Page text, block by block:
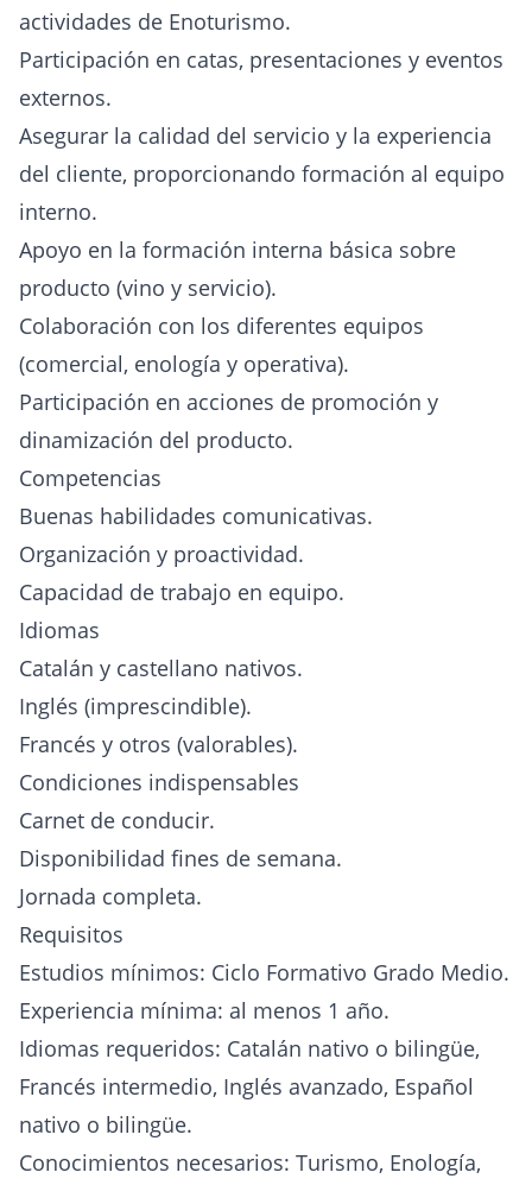
actividades de Enoturismo.
Participación en catas, presentaciones y eventos
externos.
Asegurar la calidad del servicio y la experiencia
del cliente, proporcionando formación al equipo
interno.
Apoyo en la formación interna básica sobre
producto (vino y servicio).
Colaboración con los diferentes equipos
(comercial, enología y operativa).
Participación en acciones de promoción y
dinamización del producto.
Competencias
Buenas habilidades comunicativas.
Organización y proactividad.
Capacidad de trabajo en equipo.
Idiomas
Catalán y castellano nativos.
Inglés (imprescindible).
Francés y otros (valorables).
Condiciones indispensables
Carnet de conducir.
Disponibilidad fines de semana.
Jornada completa.
Requisitos
Estudios mínimos: Ciclo Formativo Grado Medio.
Experiencia mínima: al menos 1 año.
Idiomas requeridos: Catalán nativo o bilingüe,
Francés intermedio, Inglés avanzado, Español
nativo o bilingüe.
Conocimientos necesarios: Turismo, Enología,